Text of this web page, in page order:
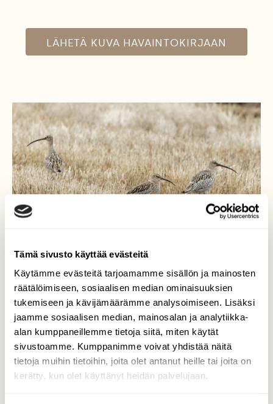
Tämä sivusto käyttää evästeitä
Käytämme evästeitä tarjoamamme sisällön ja mainosten
räätälöimiseen, sosiaalisen median ominaisuuksien
tukemiseen ja kävijämäärämme analysoimiseen. Lisäksi
jaamme sosiaalisen median, mainosalan ja analytiikka-
alan kumppaneillemme tietoja siitä, miten käytät
sivustoamme. Kumppanimme voivat yhdistää näitä
tietoja muihin tietoihin, joita olet antanut heille tai joita on
kerätty, kun olet käyttänyt heidän palvelujaan.
LÄHETÄ KUVA HAVAINTOKIRJAAN
Kolme kuovia
Hyvä suojaväri kuoveilla kevätpelloilla!
Valokuvaaja: TOMMI KUJALA, MUHOS 30.4.2024